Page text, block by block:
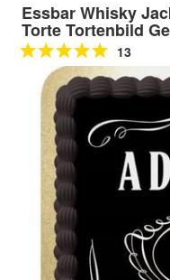
Essbar Whisky
Torte Tortenbild
13